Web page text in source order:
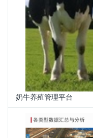
奶牛养殖管理平台